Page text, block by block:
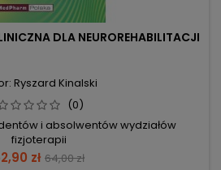
DLA NEUROREHABILITACJI
Ryszard Kinalski
(0)
i absolwentów wydziałów
fizjoterapii
zł Cena
64,00 zł